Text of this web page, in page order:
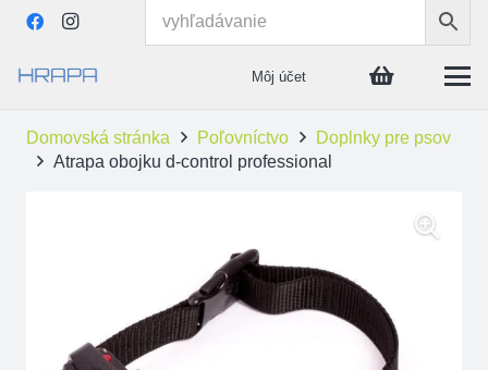
Môj účet
Domovská stránka Poľovníctvo
Doplnky pre psov
Atrapa obojku d-control professional